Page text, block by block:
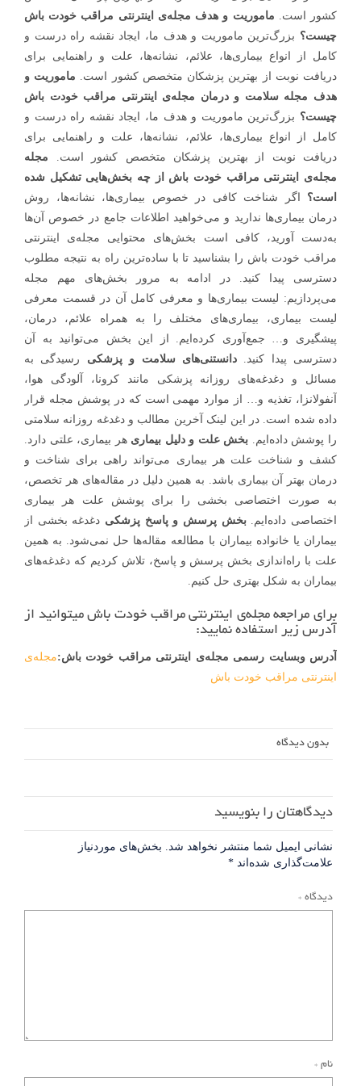
کشور است. ماموریت و هدف مجله‌ی اینترنتی مراقب خودت باش
چیست؟ بزرگ‌ترین ماموریت و هدف ما، ایجاد نقشه راه درست و
کامل از انواع بیماری‌ها، علائم، نشانه‌ها، علت و راهنمایی برای
دریافت نوبت از بهترین پزشکان متخصص کشور است. ماموریت و
هدف مجله سلامت و درمان مجله‌ی اینترنتی مراقب خودت باش
چیست؟ بزرگ‌ترین ماموریت و هدف ما، ایجاد نقشه راه درست و
کامل از انواع بیماری‌ها، علائم، نشانه‌ها، علت و راهنمایی برای
دریافت نوبت از بهترین پزشکان متخصص کشور است. مجله
مجله‌ی اینترنتی مراقب خودت باش از چه بخش‌هایی تشکیل شده
است؟ اگر شناخت کافی در خصوص بیماری‌ها، نشانه‌ها، روش
درمان بیماری‌ها ندارید و می‌خواهید اطلاعات جامع در خصوص آن‌ها
به‌دست آورید، کافی است بخش‌های محتوایی مجله‌ی اینترنتی
مراقب خودت باش را بشناسید تا با ساده‌ترین راه به نتیجه مطلوب
دسترسی پیدا کنید. در ادامه به مرور بخش‌های مهم مجله
می‌پردازیم: لیست بیماری‌ها و معرفی کامل آن در قسمت معرفی
لیست بیماری، بیماری‌های مختلف را به همراه علائم، درمان،
پیشگیری و… جمع‌آوری کرده‌ایم. از این بخش می‌توانید به آن‌
دسترسی پیدا کنید.دانستنی‌های سلامت و پزشکی رسیدگی به
مسائل و دغدغه‌های روزانه پزشکی مانند کرونا، آلودگی‌ هوا،
آنفولانزا، تغذیه و… از موارد مهمی است که در پوشش مجله قرار
داده شده است. در این لینک آخرین مطالب و دغدغه‌ روزانه سلامتی
را پوشش داده‌ایم. بخش علت و دلیل بیماری هر بیماری، علتی دارد.
کشف و شناخت علت هر بیماری می‌تواند راهی برای شناخت و
درمان بهتر آن بیماری باشد. به همین دلیل در مقاله‌های هر تخصص،
به صورت اختصاصی بخشی را برای پوشش علت هر بیماری
اختصاصی داده‌ایم.بخش پرسش و پاسخ پزشکی دغدغه بخشی از
بیماران یا خانواده‌ بیماران با مطالعه مقاله‌ها حل نمی‌شود. به همین
علت با راه‌اندازی بخش پرسش و پاسخ، تلاش کردیم که دغدغه‌های
بیماران به شکل بهتری حل کنیم.
برای مراجعه مجله‌ی اینترنتی مراقب خودت باش میتوانید از
آدرس زیر استفاده نمایید:
آدرس وبسایت رسمی مجله‌ی اینترنتی مراقب خودت باش:مجله‌ی
اینترنتی مراقب خودت باش
بدون دیدگاه
دیدگاهتان را بنویسید
نشانی ایمیل شما منتشر نخواهد شد. بخش‌های موردنیاز
علامت‌گذاری شده‌اند *
دیدگاه *
نام *